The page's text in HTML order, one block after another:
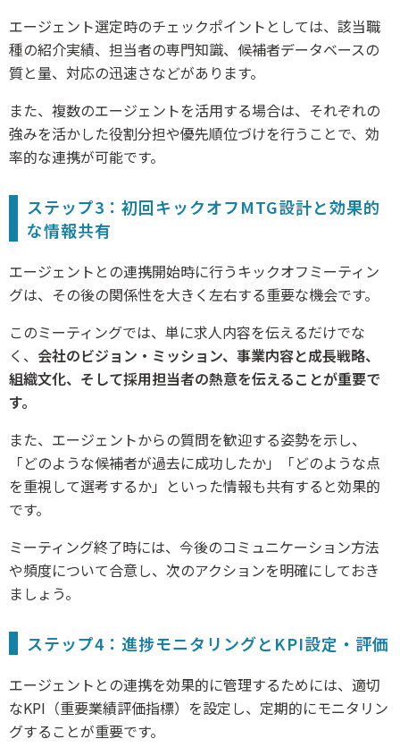
エージェント選定時のチェックポイントとしては、該当職
種の紹介実績、担当者の専門知識、候補者データベースの
質と量、対応の迅速さなどがあります。
また、複数のエージェントを活用する場合は、それぞれの
強みを活かした役割分担や優先順位づけを行うことで、効
率的な連携が可能です。
ステップ3：初回キックオフMTG設計と効果的
な情報共有
エージェントとの連携開始時に行うキックオフミーティン
グは、その後の関係性を大きく左右する重要な機会です。
このミーティングでは、単に求人内容を伝えるだけでな
く、 会社のビジョン・ミッション、事業内容と成長戦略、
組織文化、そして採用担当者の熱意を伝えることが重要で
す。
また、エージェントからの質問を歓迎する姿勢を示し、
「どのような候補者が過去に成功したか」「どのような点
を重視して選考するか」といった情報も共有すると効果的
です。
ミーティング終了時には、今後のコミュニケーション方法
や頻度について合意し、次のアクションを明確にしておき
ましょう。
ステップ4：進捗モニタリングとKPI設定・評価
エージェントとの連携を効果的に管理するためには、適切
なKPI（重要業績評価指標）を設定し、定期的にモニタリン
グすることが重要です。